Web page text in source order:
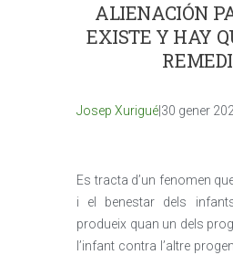
ALIENACIÓN
EXISTE Y HAY
Josep Xurigué |30 gener
Es tracta d’un fenomen
i el benestar dels
produeix quan un dels
l’infant contra l’altre